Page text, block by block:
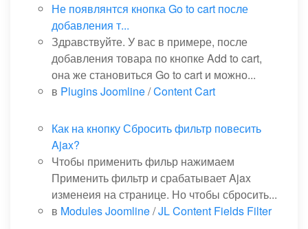
Не появлянтся кнопка Go to cart после
добавления т...
Здравствуйте. У вас в примере, после
добавления товара по кнопке Add to cart,
она же становиться Go to cart и можно...
в Plugins Joomline/Content Cart
Как на кнопку Сбросить фильтр повесить
Ajax?
Чтобы применить фильр нажимаем
Применить фильтр и срабатывает Ajax
изменеия на странице. Но чтобы сбросить...
в Modules Joomline/JL Content Fields Filter